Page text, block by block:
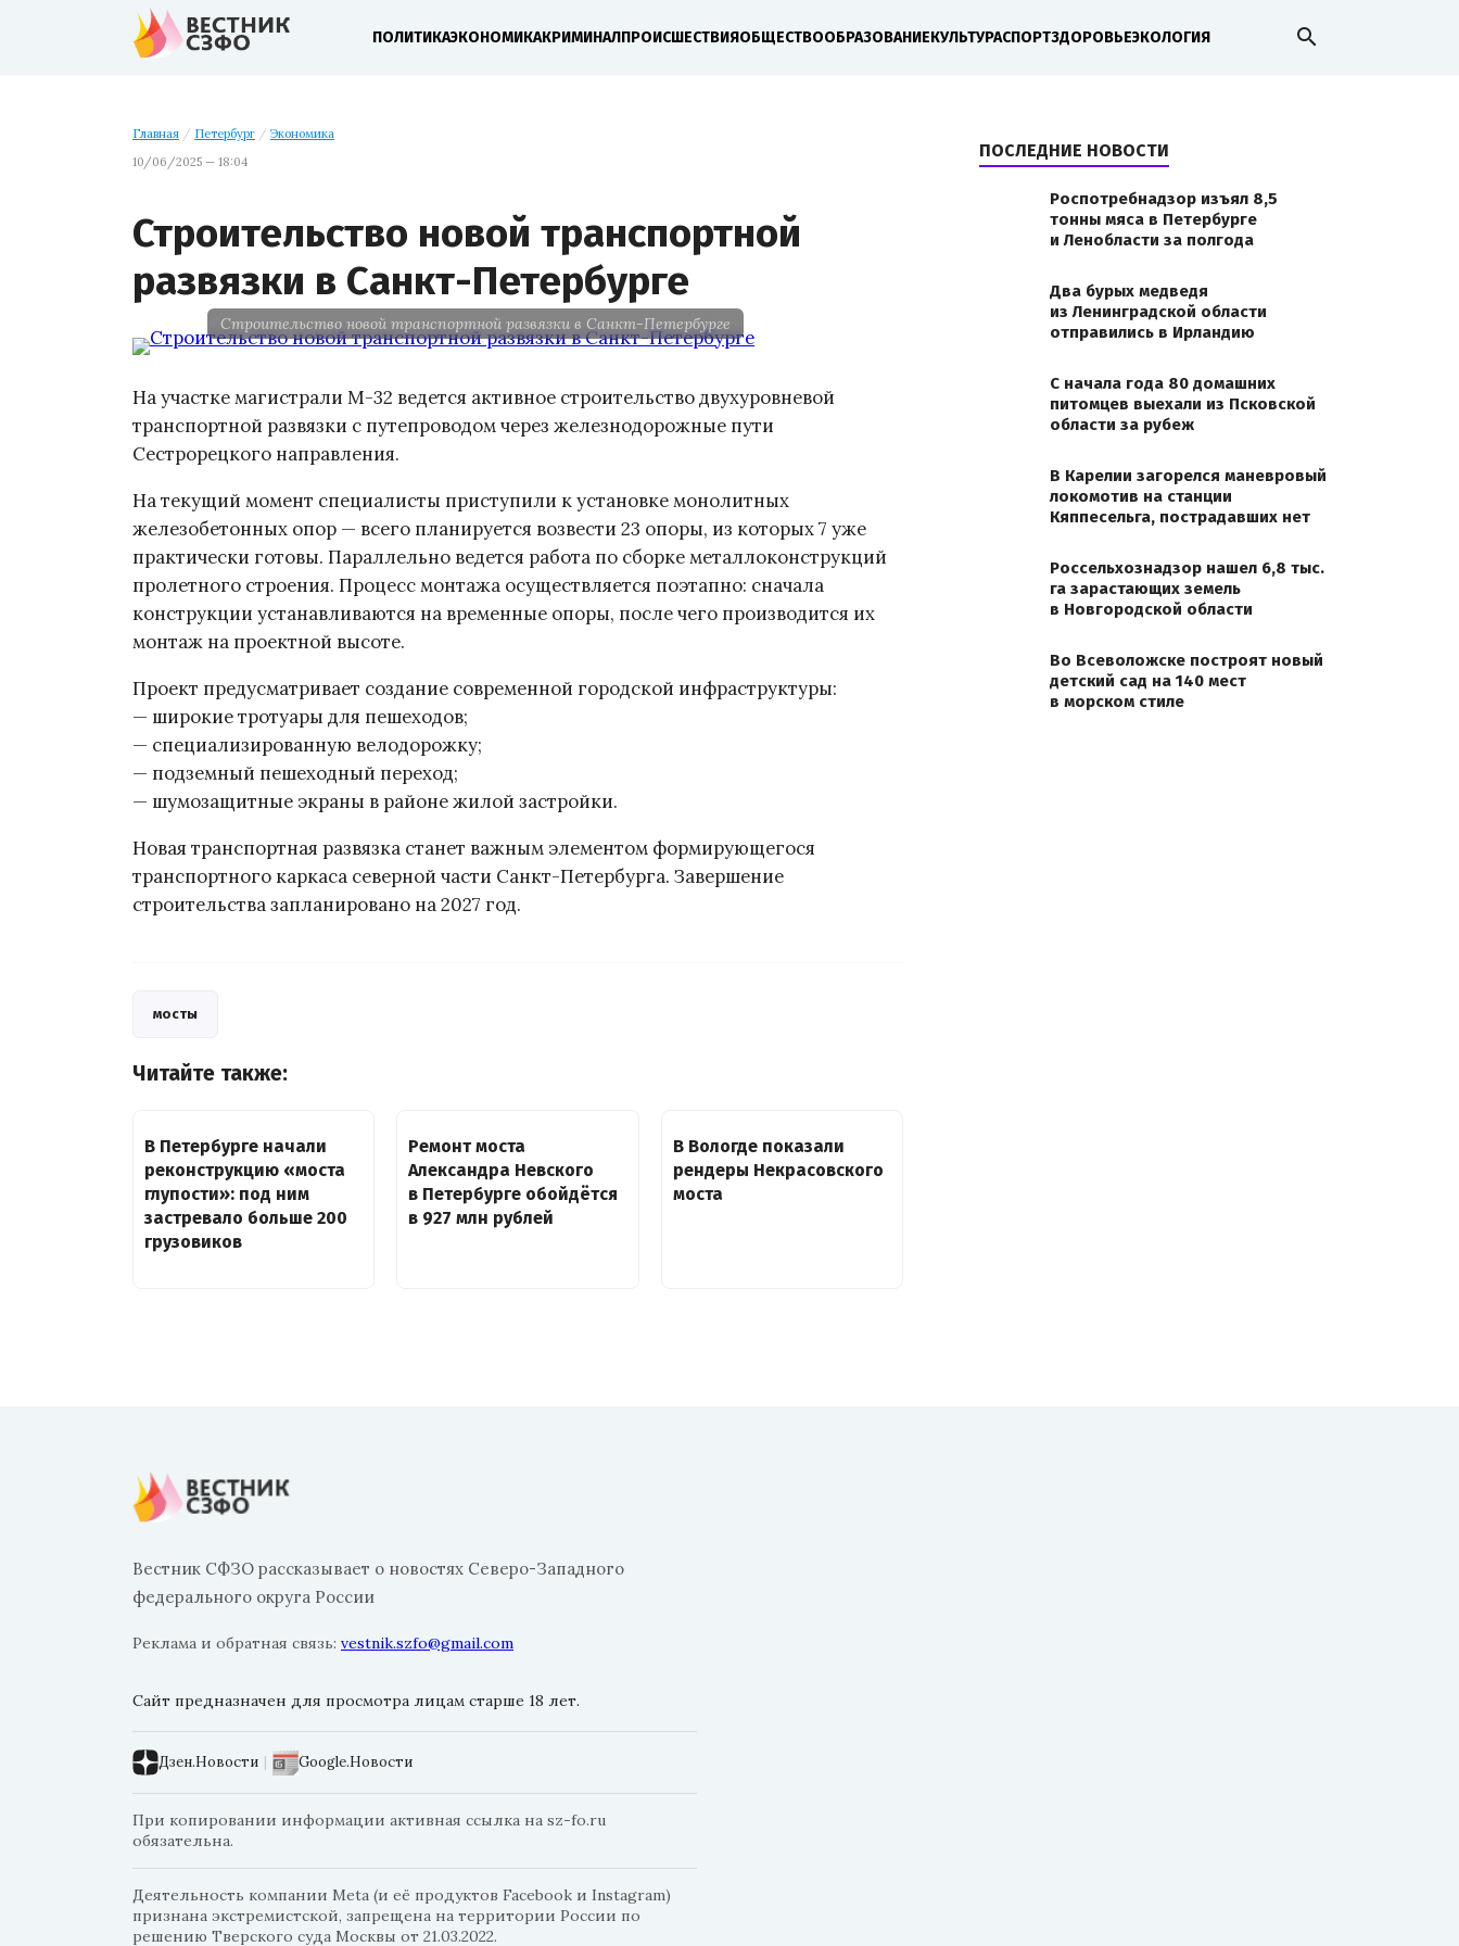
ПОЛИТИКАЭКОНОМИКАКРИМИНАЛПРОИСШЕСТВИЯОБЩЕСТВООБРАЗОВАНИЕКУЛЬТУРАСПОРТЗДОРОВЬЕЭКОЛОГИЯ search
Главная / Петербург / Экономика
10/06/2025 — 18:04
Строительство новой транспортной
развязки в Санкт-Петербурге
Строительство новой транспортной развязки в Санкт-Петербурге
На участке магистрали М-32 ведется активное строительство двухуровневой
транспортной развязки с путепроводом через железнодорожные пути
Сестрорецкого направления.
На текущий момент специалисты приступили к установке монолитных
железобетонных опор — всего планируется возвести 23 опоры, из которых 7 уже
практически готовы. Параллельно ведется работа по сборке металлоконструкций
пролетного строения. Процесс монтажа осуществляется поэтапно: сначала
конструкции устанавливаются на временные опоры, после чего производится их
монтаж на проектной высоте.
Проект предусматривает создание современной городской инфраструктуры:
— широкие тротуары для пешеходов;
— специализированную велодорожку;
— подземный пешеходный переход;
— шумозащитные экраны в районе жилой застройки.
Новая транспортная развязка станет важным элементом формирующегося
транспортного каркаса северной части Санкт-Петербурга. Завершение
строительства запланировано на 2027 год.
мосты
Читайте также:
В Петербурге начали
реконструкцию «моста
глупости»: под ним
застревало больше 200
грузовиков
Ремонт моста
Александра Невского
в Петербурге обойдётся
в 927 млн рублей
В Вологде показали
рендеры Некрасовского
моста
ПОСЛЕДНИЕ НОВОСТИ
Роспотребнадзор изъял 8,5
тонны мяса в Петербурге
и Ленобласти за полгода
Два бурых медведя
из Ленинградской области
отправились в Ирландию
С начала года 80 домашних
питомцев выехали из Псковской
области за рубеж
В Карелии загорелся маневровый
локомотив на станции
Кяппесельга, пострадавших нет
Россельхознадзор нашел 6,8 тыс.
га зарастающих земель
в Новгородской области
Во Всеволожске построят новый
детский сад на 140 мест
в морском стиле
Вестник СФЗО рассказывает о новостях Северо-Западного
федерального округа России
Реклама и обратная связь: vestnik.szfo@gmail.com
Сайт предназначен для просмотра лицам старше 18 лет.
Дзен.Новости | Google.Новости
При копировании информации активная ссылка на sz-fo.ru
обязательна.
Деятельность компании Meta (и её продуктов Facebook и Instagram)
признана экстремистской, запрещена на территории России по
решению Тверского суда Москвы от 21.03.2022.